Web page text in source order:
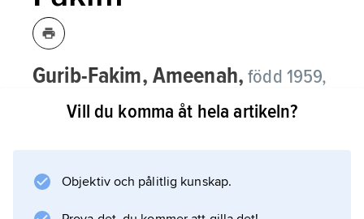
Gurib-Fakim, Ameenah, född 1959,
mauritisk politiker, president 2015–18.
vid University of Exeter 1987. Därefter var hon
Vill du komma åt hela artikeln?
Objektiv och pålitlig kunskap.